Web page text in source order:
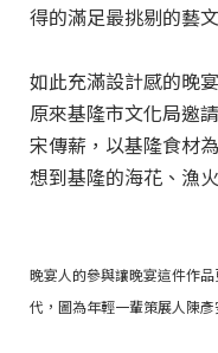
得的滿足最挑剔的藝
如此充滿設計感的晚
原來基隆市文化局邀
宋傳薪，以基隆食材
想到基隆的海花、漁
晚宴人的參與讓晚宴這件作
代，圖為年輕一輩策展人陳